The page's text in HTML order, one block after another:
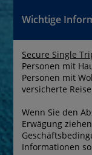
Wichtige
Secure Single
Personen mit
Personen mit
versicherte
Wenn Sie den
Erwägung
Informationen